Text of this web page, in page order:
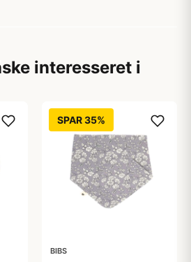
interesseret i
SPAR 35%
BIBS